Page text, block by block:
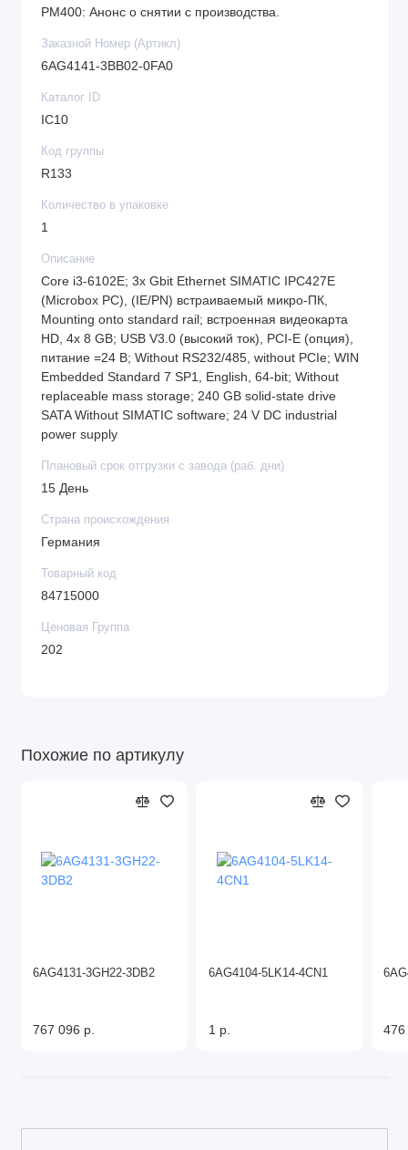
PM400: Анонс о снятии с производства.
Заказной Номер (Артикл)
6AG4141-3BB02-0FA0
Каталог ID
IC10
Код группы
R133
Количество в упаковке
1
Описание
Core i3-6102E; 3x Gbit Ethernet SIMATIC IPC427E
(Microbox PC), (IE/PN) встраиваемый микро-ПК,
Mounting onto standard rail; встроенная видеокарта
HD, 4x 8 GB; USB V3.0 (высокий ток), PCI-E (опция),
питание =24 В; Without RS232/485, without PCIe; WIN
Embedded Standard 7 SP1, English, 64-bit; Without
replaceable mass storage; 240 GB solid-state drive
SATA Without SIMATIC software; 24 V DC industrial
power supply
Плановый срок отгрузки с завода (раб. дни)
15 День
Страна происхождения
Германия
Товарный код
84715000
Ценовая Группа
202
Похожие по артикулу
6AG4131-3GH22-3DB2
767 096 р.
6AG4104-5LK14-4CN1
1 р. 476